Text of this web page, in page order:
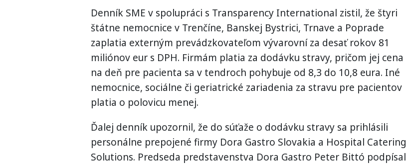
Denník SME v spolupráci s Transparency International zistil, že štyri
štátne nemocnice v Trenčíne, Banskej Bystrici, Trnave a Poprade
zaplatia externým prevádzkovateľom vývarovní za desať rokov 81
miliónov eur s DPH. Firmám platia za dodávku stravy, pričom jej cena
na deň pre pacienta sa v tendroch pohybuje od 8,3 do 10,8 eura. Iné
nemocnice, sociálne či geriatrické zariadenia za stravu pre pacientov
platia o polovicu menej.
Ďalej denník upozornil, že do súťaže o dodávku stravy sa prihlásili
personálne prepojené firmy Dora Gastro Slovakia a Hospital Catering
Solutions. Predseda predstavenstva Dora Gastro Peter Bittó podpísal